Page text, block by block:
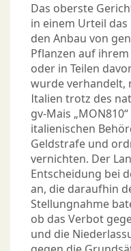
Das oberste
in einem Urteil
den Anbau von
Pflanzen auf
oder in Teilen
wurde verhandelt,
Italien trotz des
gv-Mais
italienischen
Geldstrafe und
vernichten. Der
Entscheidung bei
an, die daraufhin
Stellungnahme
ob das Verbot
und die